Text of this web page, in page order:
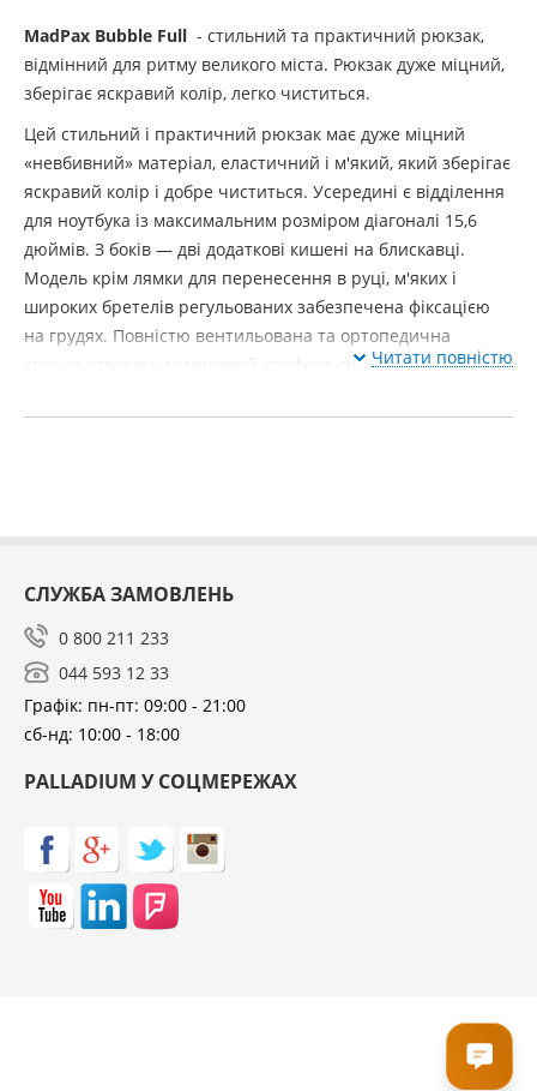
MadPax Bubble Full - стильний та практичний рюкзак,
відмінний для ритму великого міста. Рюкзак дуже міцний,
зберігає яскравий колір, легко чиститься.
Цей стильний і практичний рюкзак має дуже міцний
«невбивний» матеріал, еластичний і м'який, який зберігає
яскравий колір і добре чиститься. Усередині є відділення
для ноутбука із максимальним розміром діагоналі 15,6
дюймів. З боків — дві додаткові кишені на блискавці.
Модель крім лямки для перенесення в руці, м'яких і
широких бретелів регульованих забезпечена фіксацією
на грудях. Повністю вентильована та ортопедична
спинка створює додатковий комфорт спині.Читати повністю
СЛУЖБА ЗАМОВЛЕНЬ
0 800 211 233
044 593 12 33
Графік: пн-пт: 09:00 - 21:00
сб-нд: 10:00 - 18:00
PALLADIUM У СОЦМЕРЕЖАХ